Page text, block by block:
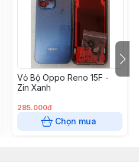
Vỏ Bộ Oppo Reno 15F -
Zin Xanh
285.000đ
Chọn mua